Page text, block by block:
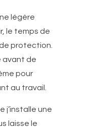
légère
le temps de
protection.
avant de
pour
au travail.
j’installe une
laisse le